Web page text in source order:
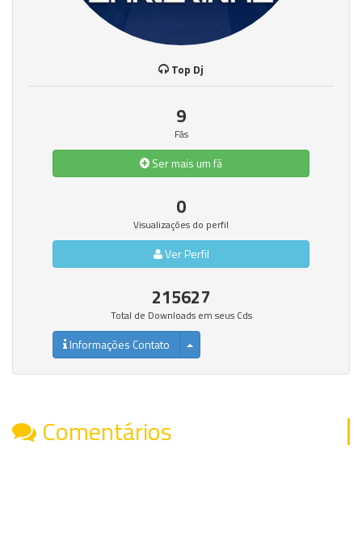
Top Dj
9
Fãs
Ser mais um fã
0
Visualizações do perfil
Ver Perfil
215627
Total de Downloads em seus Cds
Informações Contato
Comentários